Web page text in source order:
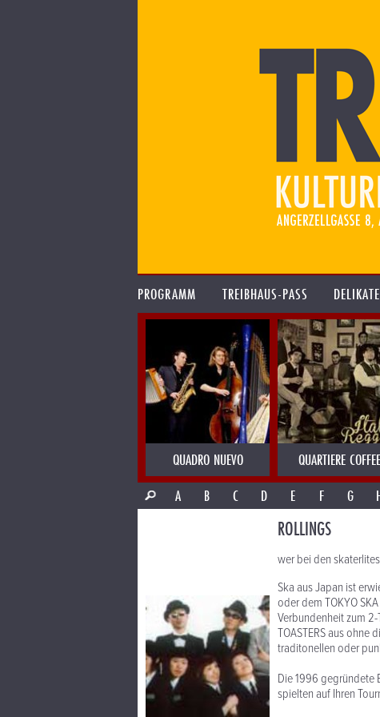
PROGRAMM TREIBHAUS-PASS
QUADRO NUEVO
QUARTIERE COFFEE
A
B C D E F G
ROLLINGS
wer bei den
Ska aus Japan ist
oder dem TOKYO
Verbundenheit zum 2-
TOASTERS aus
traditonellen oder
Die 1996 gegründete
spielten auf Ihren